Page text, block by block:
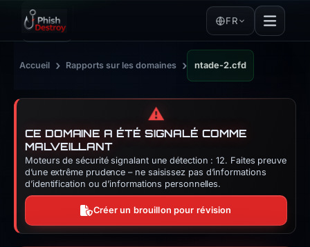
FR
Accueil › Rapports sur les domaines › ntade-2.cfd
⚠️
CE DOMAINE A ÉTÉ SIGNALÉ COMME
MALVEILLANT
Moteurs de sécurité signalant une détection : 12. Faites preuve
d’une extrême prudence – ne saisissez pas d’informations
d’identification ou d’informations personnelles.
Créer un brouillon pour révision